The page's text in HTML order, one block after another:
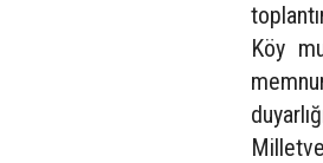
Köy